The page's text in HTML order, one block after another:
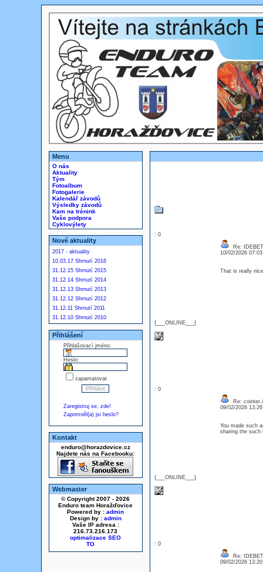
Menu
O nás
Aktuality
Tým
Fotoalbum
Fotogalerie
Kalendář závodů
Výsledky závodů
Kam na trénink
Vaše podpora
Cyklovýlety
Nové aktuality
2017 - aktuality
10.03.17 Shrnutí 2016
31.12.15 Shrnutí 2015
31.12.14 Shrnutí 2014
31.12.13 Shrnutí 2013
31.12.12 Shrnutí 2012
31.12.11 Shrnutí 2011
31.12.10 Shrnutí 2010
Přihlášení
Přihlašovací jméno:
Heslo:
zapamatovat
Zaregistruj se, zde!
Zapomněl(a) jsi heslo?
Kontakt
enduro@horazdovice.cz
Najdete nás na Facebooku:
Webmaster
© Copyright 2007 - 2026
Enduro team Horažďovice
Powered by : admin
Design by : admin
Vaše IP adresa :
216.73.216.173
optimalizace SEO
: 0
{___ONLINE___}
Re: IDEBET
10/02/2026
That is really
: 0
{___ONLINE___}
Re:
09/02/2026
You made such
sharing the
: 0
Re: IDEBET
09/02/2026